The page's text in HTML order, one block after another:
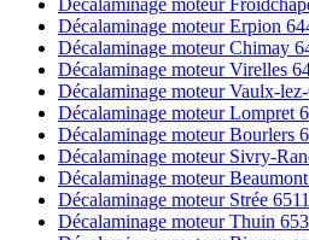
Décalaminage moteur Erpion
Décalaminage moteur Chimay
Décalaminage moteur Virelles
Décalaminage moteur Vaulx-
Décalaminage moteur Lompret
Décalaminage moteur Bourlers
Décalaminage moteur Sivry-
Décalaminage moteur
Décalaminage moteur Strée 6511
Décalaminage moteur Thuin